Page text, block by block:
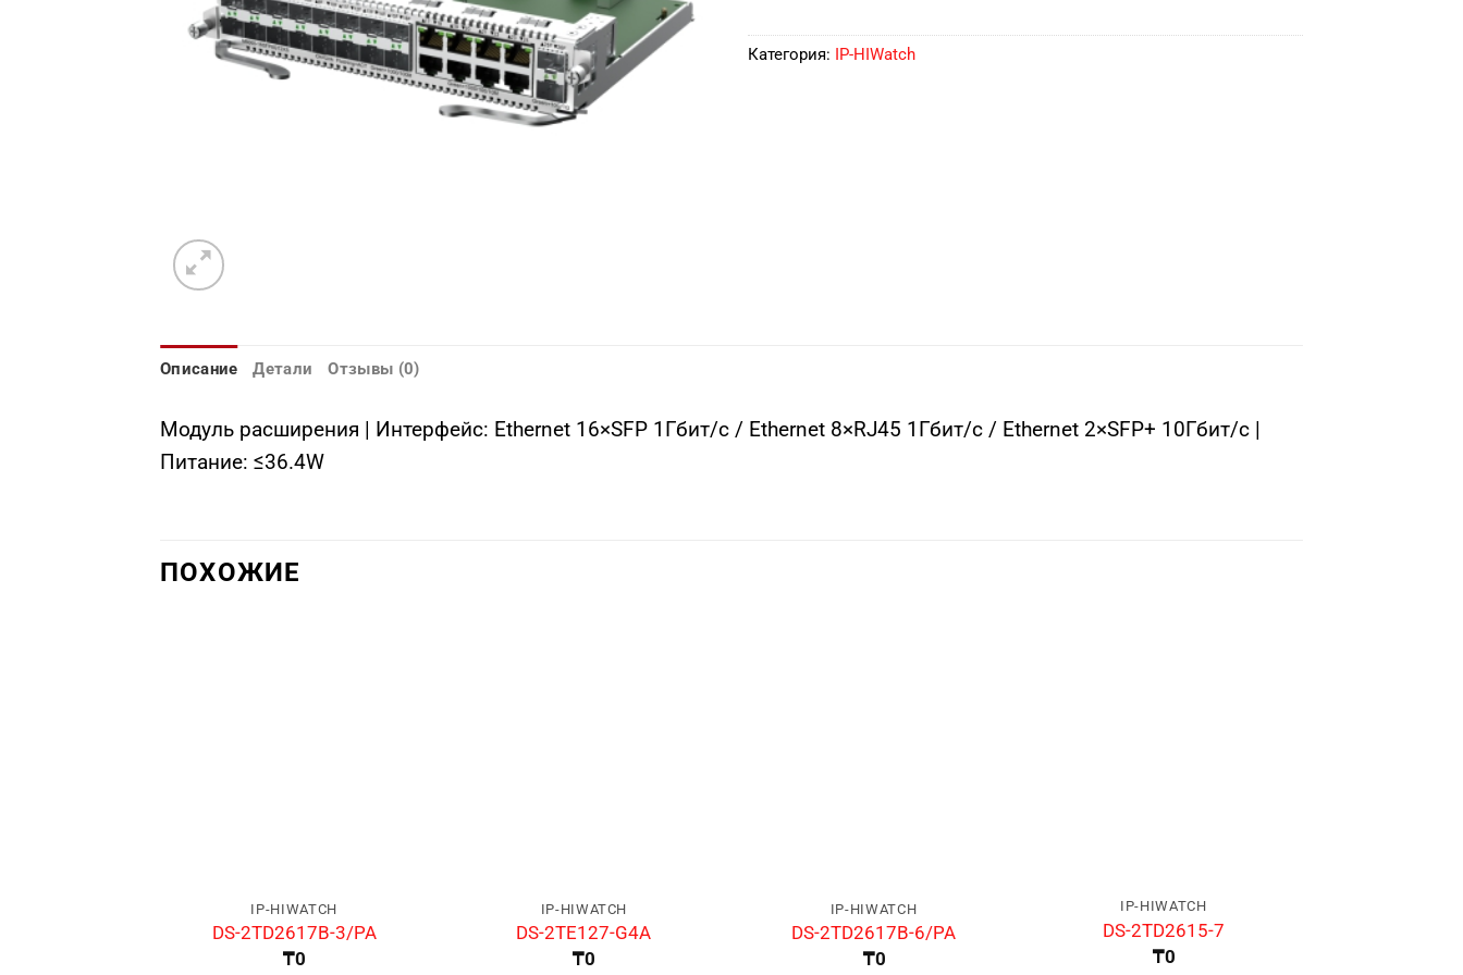
Категория: IP-HIWatch
Описание Детали Отзывы (0)
Модуль расширения | Интерфейс: Ethernet 16×SFP 1Гбит/с / Ethernet 8×RJ45 1Гбит/с / Ethernet 2×SFP+ 10Гбит/с |
Питание: ≤36.4W
ПОХОЖИЕ
IP-HIWATCH
DS-2TD2617B-3/PA
₸0
IP-HIWATCH
DS-2TE127-G4A
₸0
IP-HIWATCH
DS-2TD2617B-6/PA
₸0
IP-HIWATCH
DS-2TD2615-7
₸0